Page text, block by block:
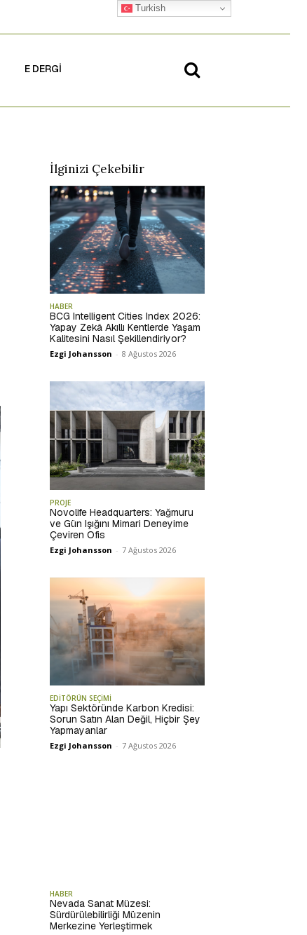
E DERGİ
İlginizi Çekebilir
HABER
BCG Intelligent Cities Index 2026:
Yapay Zekâ Akıllı Kentlerde Yaşam
Kalitesini Nasıl Şekillendiriyor?
Ezgi Johansson - 8 Ağustos 2026
PROJE
Novolife Headquarters: Yağmuru
ve Gün Işığını Mimari Deneyime
Çeviren Ofis
Ezgi Johansson - 7 Ağustos 2026
EDİTÖRÜN SEÇİMİ
Yapı Sektöründe Karbon Kredisi:
Sorun Satın Alan Değil, Hiçbir Şey
Yapmayanlar
Ezgi Johansson - 7 Ağustos 2026
HABER
Nevada Sanat Müzesi:
Sürdürülebilirliği Müzenin
Merkezine Yerleştirmek
Turkish